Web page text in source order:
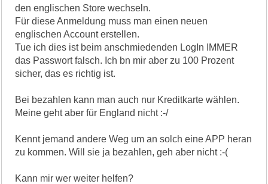
den englischen Store wechseln.
Für diese Anmeldung muss man einen neuen
englischen Account erstellen.
Tue ich dies ist beim anschmiedenden LogIn IMMER
das Passwort falsch. Ich bn mir aber zu 100 Prozent
sicher, das es richtig ist.
Bei bezahlen kann man auch nur Kreditkarte wählen.
Meine geht aber für England nicht :-/
Kennt jemand andere Weg um an solch eine APP heran
zu kommen. Will sie ja bezahlen, geh aber nicht :-(
Kann mir wer weiter helfen?